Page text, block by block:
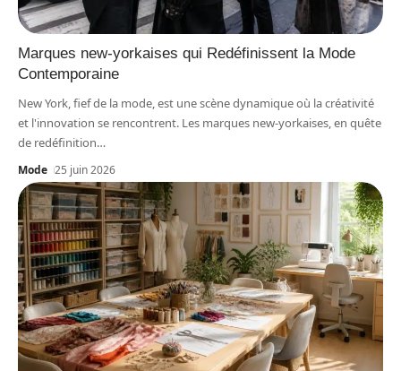
Marques new-yorkaises qui Redéfinissent la Mode
Contemporaine
New York, fief de la mode, est une scène dynamique où la créativité
et l'innovation se rencontrent. Les marques new-yorkaises, en quête
de redéfinition…
Mode 25 juin 2026